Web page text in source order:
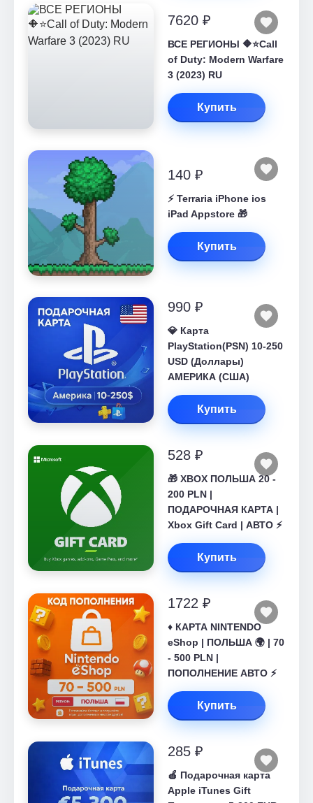
7620 ₽
ВСЕ РЕГИОНЫ 🔶⭐Call
of Duty: Modern Warfare
3 (2023) RU
Купить
140 ₽
⚡️ Terraria iPhone ios
iPad Appstore 🎁
Купить
990 ₽
💎 Карта
PlayStation(PSN) 10-250
USD (Доллары)
АМЕРИКА (США)
Купить
528 ₽
🎁 XBOX ПОЛЬША 20 -
200 PLN |
ПОДАРОЧНАЯ КАРТА |
Xbox Gift Card | АВТО ⚡
Купить
1722 ₽
♦️ КАРТА NINTENDO
eShop | ПОЛЬША 🌍 | 70
- 500 PLN |
ПОПОЛНЕНИЕ АВТО ⚡
Купить
285 ₽
🍎 Подарочная карта
Apple iTunes Gift